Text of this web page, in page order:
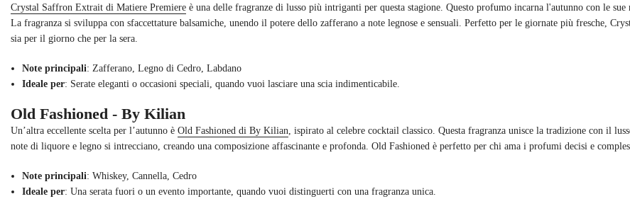
Crystal Saffron Extrait di Matiere Premiere è una delle fragranze di lusso più intriganti per questa stagione. Questo profumo incarna l'autunno con le
La fragranza si sviluppa con sfaccettature balsamiche, unendo il potere dello zafferano a note legnose e sensuali. Perfetto per le giornate più fresche,
sia per il giorno che per la sera.
Note principali: Zafferano, Legno di Cedro, Labdano
Ideale per: Serate eleganti o occasioni speciali, quando vuoi lasciare una scia indimenticabile.
Old Fashioned - By Kilian
Un’altra eccellente scelta per l’autunno è Old Fashioned di By Kilian , ispirato al celebre cocktail classico. Questa fragranza unisce la tradizione con il
note di liquore e legno si intrecciano, creando una composizione affascinante e profonda. Old Fashioned è perfetto per chi ama i profumi decisi e
Note principali: Whiskey, Cannella, Cedro
Ideale per: Una serata fuori o un evento importante, quando vuoi distinguerti con una fragranza unica.